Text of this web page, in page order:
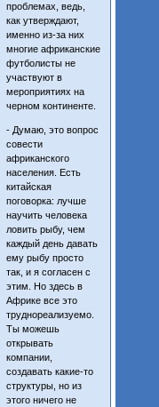
проблемах, ведь,
как утверждают,
именно из-за них
многие африканские
футболисты не
участвуют в
мероприятиях на
черном континенте.
- Думаю, это вопрос
совести
африканского
населения. Есть
китайская
поговорка: лучше
научить человека
ловить рыбу, чем
каждый день давать
ему рыбу просто
так, и я согласен с
этим. Но здесь в
Африке все это
труднореализуемо.
Ты можешь
открывать
компании,
создавать какие-то
структуры, но из
этого ничего не